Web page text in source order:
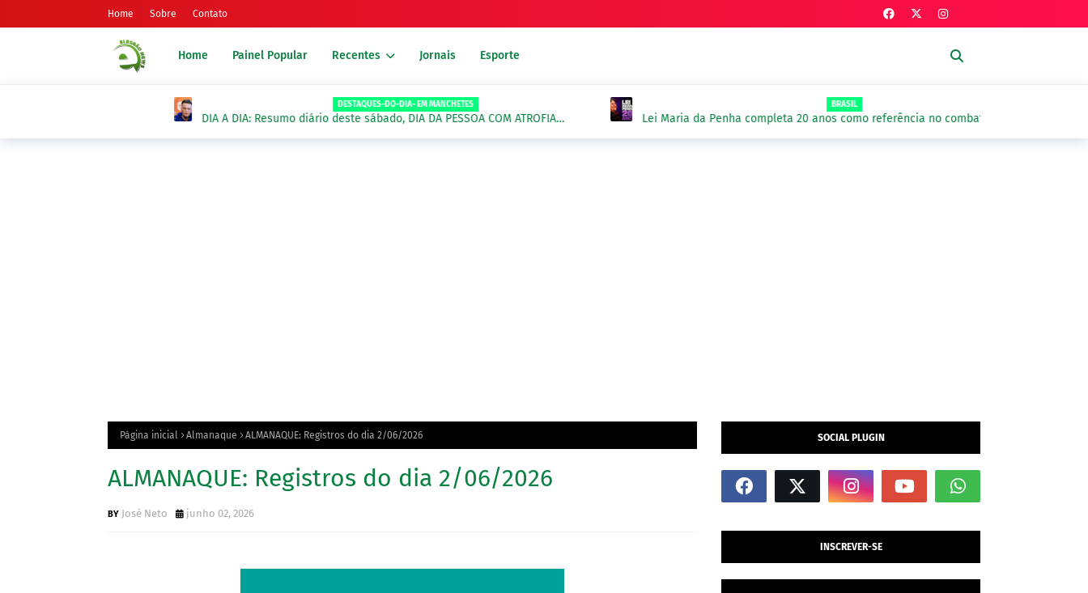
Home Sobre Contato
Home Painel Popular Recentes Jornais Esporte
DESTAQUES-DO-DIA- EM MANCHETES
DIA A DIA: Resumo diário deste sábado, DIA DA PESSOA COM ATROFIA
Lei Maria da Penha completa 20 anos como referência no combate à
Página inicial Almanaque ALMANAQUE: Registros do dia 2/06/2026
ALMANAQUE: Registros do dia 2/06/2026
José Neto junho 02, 2026
SOCIAL PLUGIN
INSCREVER-SE